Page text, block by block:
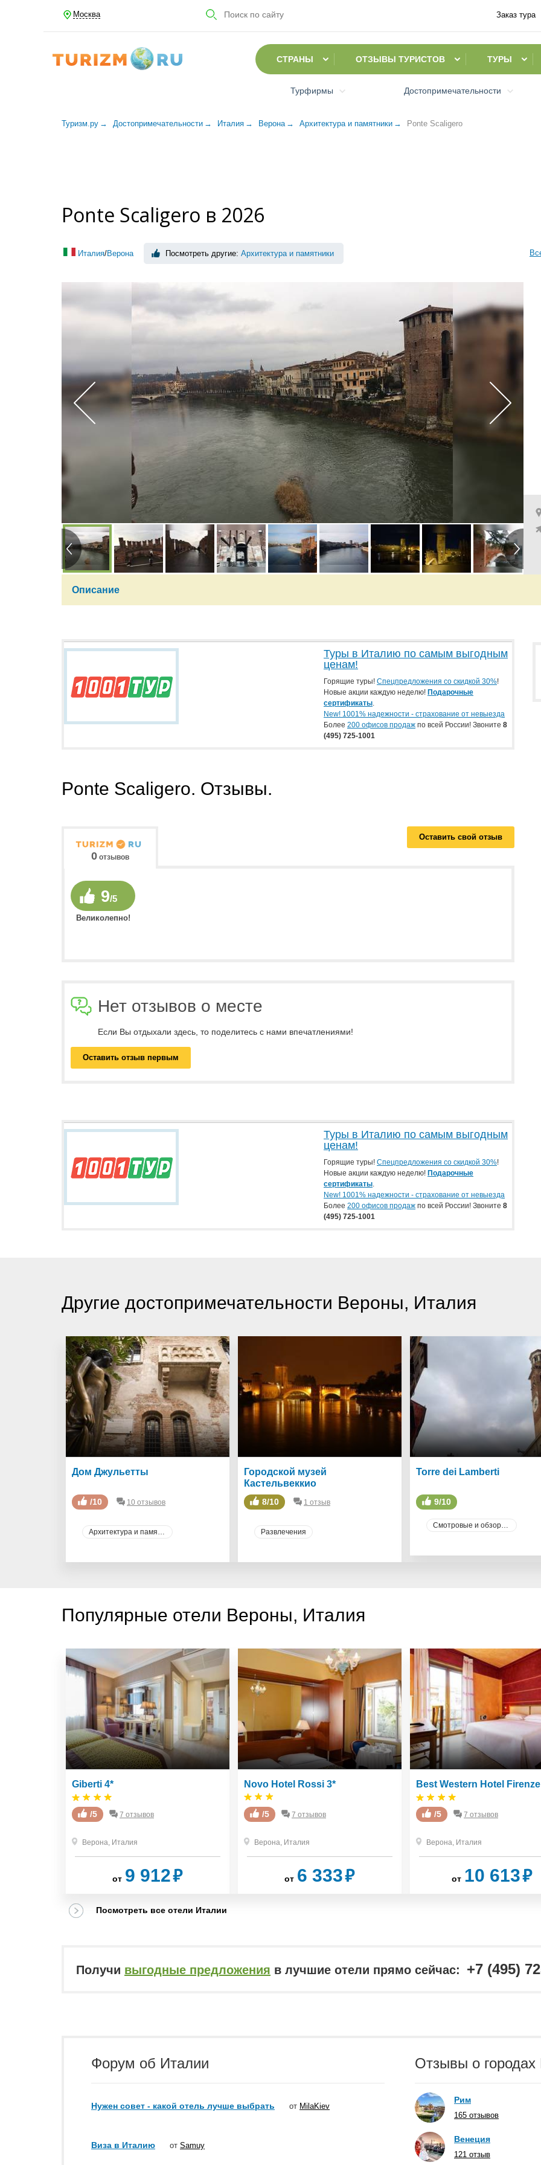
Москва Заказ тура
СТРАНЫ ОТЗЫВЫ ТУРИСТОВ ТУРЫ
Турфирмы Достопримечательности
Туризм.ру Достопримечательности Италия Верона Архитектура и памятники Ponte Scaligero
Ponte Scaligero в 2026
Италия/Верона Посмотреть другие: Архитектура и памятники
Описание
Туры в Италию по самым выгодным
ценам!
Горящие туры! Спецпредложения со скидкой 30%!
Новые акции каждую неделю! Подарочные
сертификаты.
New! 1001% надежности - страхование от невыезда
Более 200 офисов продаж по всей России! Звоните 8
(495) 725-1001
Ponte Scaligero. Отзывы.
0отзывов
Оставить свой отзыв
9/5
Великолепно!
Нет отзывов о месте
Если Вы отдыхали здесь, то поделитесь с нами впечатлениями!
Оставить отзыв первым
Туры в Италию по самым выгодным
ценам!
Горящие туры! Спецпредложения со скидкой 30%!
Новые акции каждую неделю! Подарочные
сертификаты.
New! 1001% надежности - страхование от невыезда
Более 200 офисов продаж по всей России! Звоните 8
(495) 725-1001
Другие достопримечательности Вероны, Италия
Дом Джульетты
/10 10 отзывов
Архитектура и памятники
Городской музей
Кастельвеккио
8/10 1 отзыв
Развлечения
Torre dei Lamberti
9/10
Смотровые и обзорные площадки
Популярные отели Вероны, Италия
Giberti 4*
/5 7 отзывов
Верона, Италия
от 9 912₽
Novo Hotel Rossi 3*
/5 7 отзывов
Верона, Италия
от 6 333₽
Best Western Hotel
/5 7 отзывов
Верона, Италия
от 10 613₽
Посмотреть все отели Италии
Получи выгодные предложения в лучшие отели прямо сейчас: +7 (495)
Форум об Италии
Нужен совет - какой отель лучше выбрать от MilaKiev
Виза в Италию от Samuy
Отзывы о городах
Рим
165 отзывов
Венеция
121 отзыв